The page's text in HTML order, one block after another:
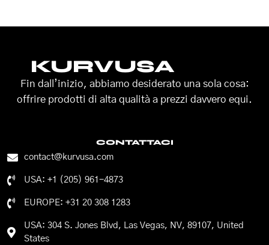
KURVUSA
Fin dall’inizio, abbiamo desiderato una sola cosa:
offrire prodotti di alta qualità a prezzi davvero equi.
CONTATTACI
contact@kurvusa.com
USA: +1 (205) 961-4873
EUROPE: +31 20 308 1283
USA: 304 S. Jones Blvd, Las Vegas, NV, 89107, United
States